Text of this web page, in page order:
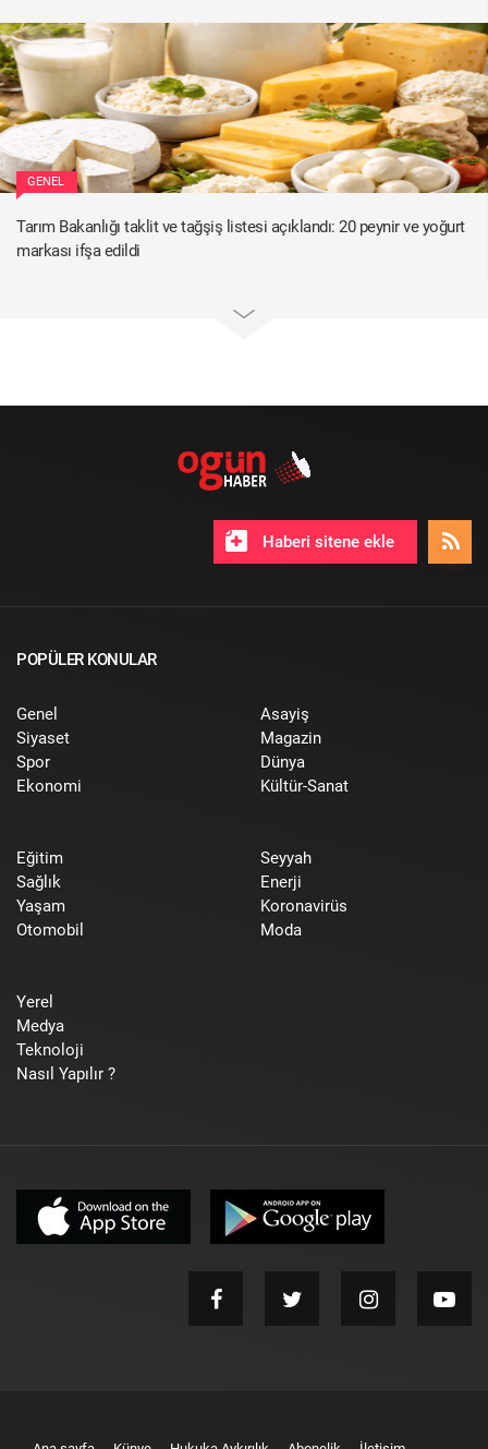
GENEL
Tarım Bakanlığı taklit ve tağşiş listesi açıklandı: 20 peynir ve yoğurt
markası ifşa edildi
Haberi sitene ekle
POPÜLER KONULAR
Genel
Siyaset
Spor
Ekonomi
Asayiş
Magazin
Dünya
Kültür-Sanat
Eğitim
Sağlık
Yaşam
Otomobil
Seyyah
Enerji
Koronavirüs
Moda
Yerel
Medya
Teknoloji
Nasıl Yapılır ?